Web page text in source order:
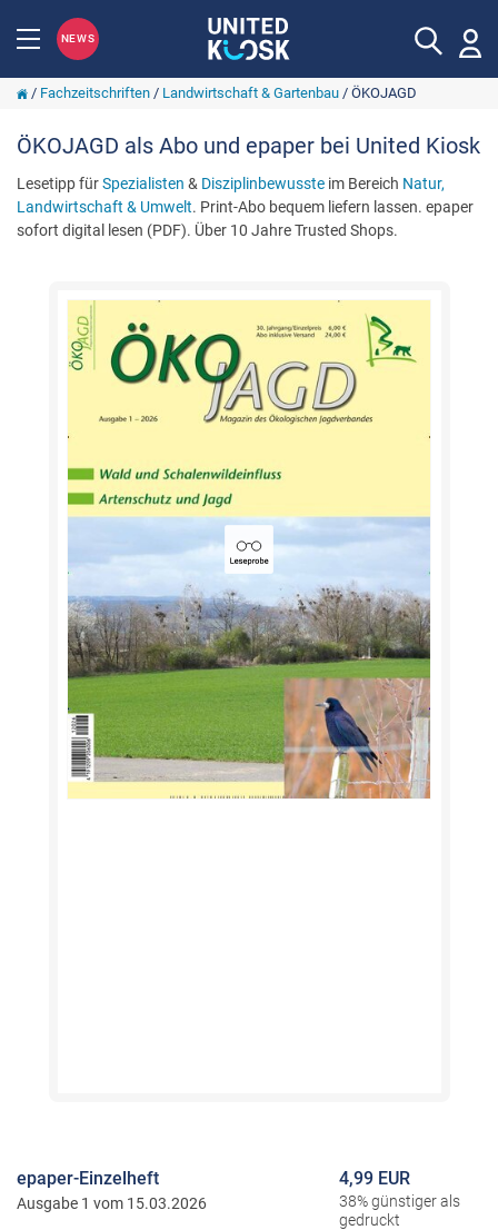
NEWS
/ Fachzeitschriften/ Landwirtschaft & Gartenbau/ ÖKOJAGD
ÖKOJAGD als Abo und epaper bei United Kiosk
Lesetipp fürSpezialisten & Disziplinbewusste im Bereich Natur,
Landwirtschaft & Umwelt. Print-Abo bequem liefern lassen. epaper
sofort digital lesen (PDF). Über 10 Jahre Trusted Shops.
epaper-Einzelheft
Ausgabe 1 vom 15.03.2026
4,99 EUR
38% günstiger als
gedruckt